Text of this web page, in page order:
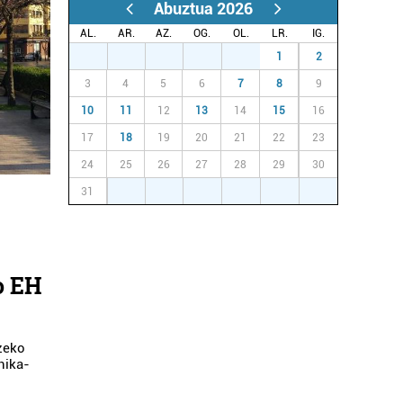
EH
Abuztua 2026
AL. AR. AZ. OG. OL. LR.
IG.
1 2
3 4 5 6 7 8 9
10 11 12 13 14 15 16
17 18 19 20 21 22 23
24 25 26 27 28 29 30
31